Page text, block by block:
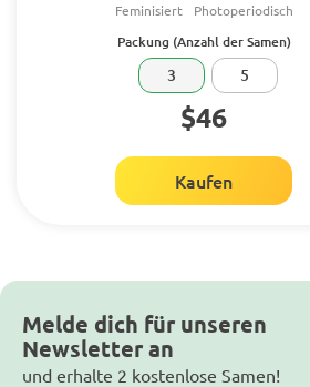
Feminisiert Photoperiodisch
Packung (Anzahl der Samen)
3 5
$46
Kaufen
Melde dich für unseren
Newsletter an
und erhalte 2 kostenlose Samen!